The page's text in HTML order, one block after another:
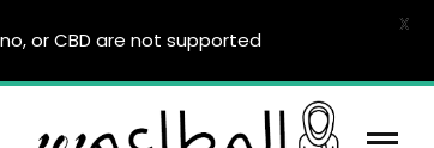
or CBD are not supported.
X